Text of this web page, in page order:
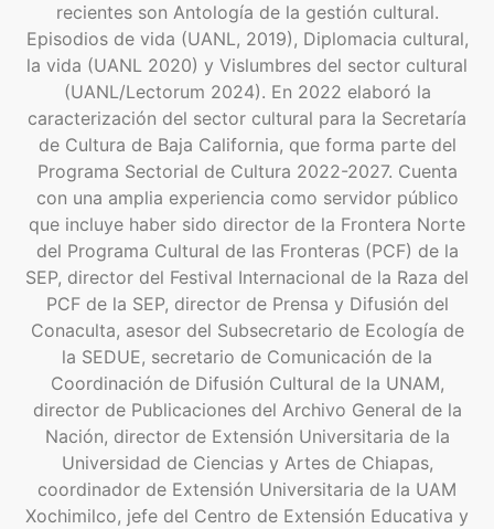
recientes son Antología de la gestión cultural.
Episodios de vida (UANL, 2019), Diplomacia cultural,
la vida (UANL 2020) y Vislumbres del sector cultural
(UANL/Lectorum 2024). En 2022 elaboró la
caracterización del sector cultural para la Secretaría
de Cultura de Baja California, que forma parte del
Programa Sectorial de Cultura 2022-2027. Cuenta
con una amplia experiencia como servidor público
que incluye haber sido director de la Frontera Norte
del Programa Cultural de las Fronteras (PCF) de la
SEP, director del Festival Internacional de la Raza del
PCF de la SEP, director de Prensa y Difusión del
Conaculta, asesor del Subsecretario de Ecología de
la SEDUE, secretario de Comunicación de la
Coordinación de Difusión Cultural de la UNAM,
director de Publicaciones del Archivo General de la
Nación, director de Extensión Universitaria de la
Universidad de Ciencias y Artes de Chiapas,
coordinador de Extensión Universitaria de la UAM
Xochimilco, jefe del Centro de Extensión Educativa y